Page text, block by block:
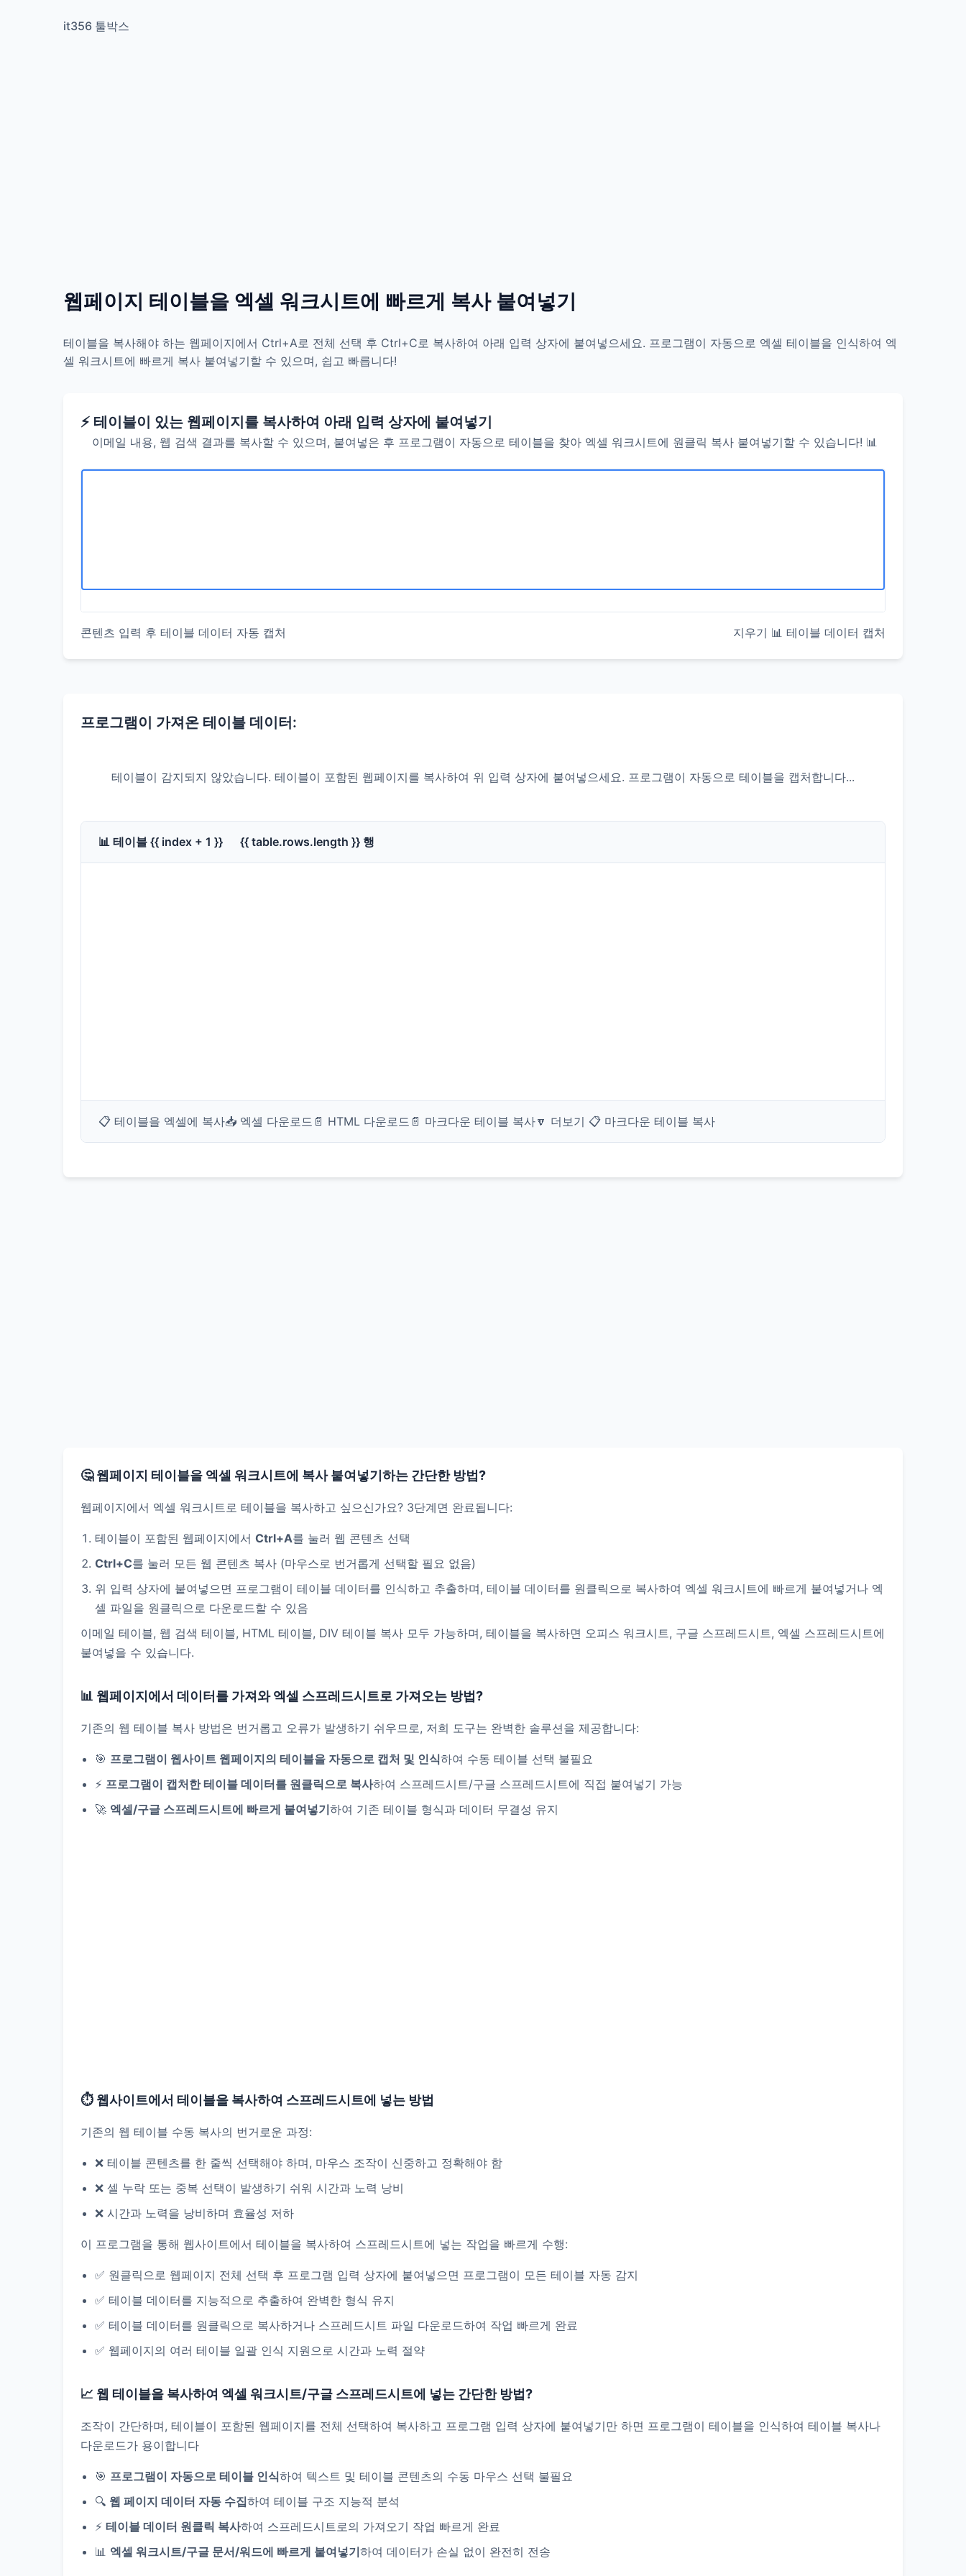
it356 툴박스
웹페이지 테이블을 엑셀 워크시트에 빠르게 복사 붙여넣기
테이블을 복사해야 하는 웹페이지에서 Ctrl+A로 전체 선택 후 Ctrl+C로 복사하여 아래 입력 상자에 붙여넣으세요. 프로그램이 자동으로 엑셀 테이블을 인식하여 엑
셀 워크시트에 빠르게 복사 붙여넣기할 수 있으며, 쉽고 빠릅니다!
⚡ 테이블이 있는 웹페이지를 복사하여 아래 입력 상자에 붙여넣기
이메일 내용, 웹 검색 결과를 복사할 수 있으며, 붙여넣은 후 프로그램이 자동으로 테이블을 찾아 엑셀 워크시트에 원클릭 복사 붙여넣기할 수 있습니다! 📊
콘텐츠 입력 후 테이블 데이터 자동 캡처 지우기 📊 테이블 데이터 캡처
프로그램이 가져온 테이블 데이터:
테이블이 감지되지 않았습니다. 테이블이 포함된 웹페이지를 복사하여 위 입력 상자에 붙여넣으세요. 프로그램이 자동으로 테이블을 캡처합니다...
📊 테이블 {{ index + 1 }} {{ table.rows.length }} 행
📋 테이블을 엑셀에 복사📥 엑셀 다운로드 📄 HTML 다운로드 📄 마크다운 테이블 복사🔽 더보기 📋 마크다운 테이블 복사
🤔 웹페이지 테이블을 엑셀 워크시트에 복사 붙여넣기하는 간단한 방법?
웹페이지에서 엑셀 워크시트로 테이블을 복사하고 싶으신가요? 3단계면 완료됩니다:
테이블이 포함된 웹페이지에서 Ctrl+A를 눌러 웹 콘텐츠 선택
Ctrl+C를 눌러 모든 웹 콘텐츠 복사 (마우스로 번거롭게 선택할 필요 없음)
위 입력 상자에 붙여넣으면 프로그램이 테이블 데이터를 인식하고 추출하며, 테이블 데이터를 원클릭으로 복사하여 엑셀 워크시트에 빠르게 붙여넣거나 엑
셀 파일을 원클릭으로 다운로드할 수 있음
이메일 테이블, 웹 검색 테이블, HTML 테이블, DIV 테이블 복사 모두 가능하며, 테이블을 복사하면 오피스 워크시트, 구글 스프레드시트, 엑셀 스프레드시트에
붙여넣을 수 있습니다.
📊 웹페이지에서 데이터를 가져와 엑셀 스프레드시트로 가져오는 방법?
기존의 웹 테이블 복사 방법은 번거롭고 오류가 발생하기 쉬우므로, 저희 도구는 완벽한 솔루션을 제공합니다:
🎯 프로그램이 웹사이트 웹페이지의 테이블을 자동으로 캡처 및 인식하여 수동 테이블 선택 불필요
⚡ 프로그램이 캡처한 테이블 데이터를 원클릭으로 복사하여 스프레드시트/구글 스프레드시트에 직접 붙여넣기 가능
🚀 엑셀/구글 스프레드시트에 빠르게 붙여넣기하여 기존 테이블 형식과 데이터 무결성 유지
⏱️ 웹사이트에서 테이블을 복사하여 스프레드시트에 넣는 방법
기존의 웹 테이블 수동 복사의 번거로운 과정:
❌ 테이블 콘텐츠를 한 줄씩 선택해야 하며, 마우스 조작이 신중하고 정확해야 함
❌ 셀 누락 또는 중복 선택이 발생하기 쉬워 시간과 노력 낭비
❌ 시간과 노력을 낭비하며 효율성 저하
이 프로그램을 통해 웹사이트에서 테이블을 복사하여 스프레드시트에 넣는 작업을 빠르게 수행:
✅ 원클릭으로 웹페이지 전체 선택 후 프로그램 입력 상자에 붙여넣으면 프로그램이 모든 테이블 자동 감지
✅ 테이블 데이터를 지능적으로 추출하여 완벽한 형식 유지
✅ 테이블 데이터를 원클릭으로 복사하거나 스프레드시트 파일 다운로드하여 작업 빠르게 완료
✅ 웹페이지의 여러 테이블 일괄 인식 지원으로 시간과 노력 절약
📈 웹 테이블을 복사하여 엑셀 워크시트/구글 스프레드시트에 넣는 간단한 방법?
조작이 간단하며, 테이블이 포함된 웹페이지를 전체 선택하여 복사하고 프로그램 입력 상자에 붙여넣기만 하면 프로그램이 테이블을 인식하여 테이블 복사나
다운로드가 용이합니다
🎯 프로그램이 자동으로 테이블 인식하여 텍스트 및 테이블 콘텐츠의 수동 마우스 선택 불필요
🔍 웹 페이지 데이터 자동 수집하여 테이블 구조 지능적 분석
⚡ 테이블 데이터 원클릭 복사하여 스프레드시트로의 가져오기 작업 빠르게 완료
📊 엑셀 워크시트/구글 문서/워드에 빠르게 붙여넣기하여 데이터가 손실 없이 완전히 전송